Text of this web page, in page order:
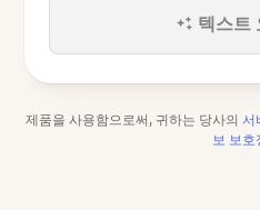
텍스트
제품을 사용함으로써, 귀하는 당사의 서
보 보호